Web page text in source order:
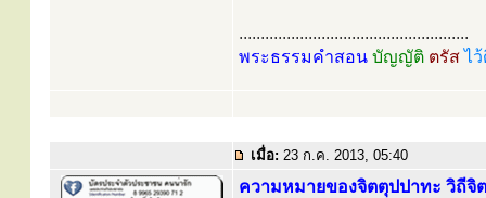
.....................................................
พระธรรมคำสอน บัญญัติ ตรัสไ
เมื่อ: 23 ก.ค. 2013, 05:40
ความหมายของจิตตุปปาทะ วิถีจิ